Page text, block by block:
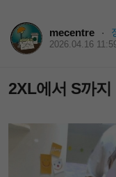
mecentre ·
2026.04.16
2XL에서 S까지